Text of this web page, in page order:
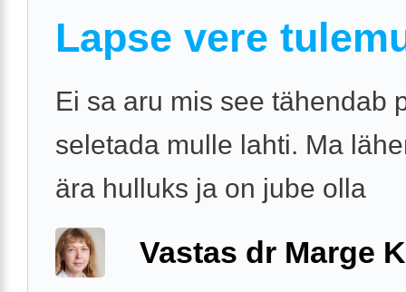
Lapse vere
Ei sa aru mis see tähendab
seletada mulle lahti. Ma
ära hulluks ja on jube olla
Vastas dr Marge